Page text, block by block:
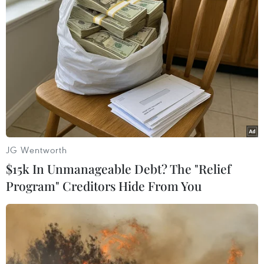
(Vietnam+)
#Liverpool #Europa League
#Mohamed Salah
#Bàn thắng
#Kỷ lục Anh
JG Wentworth
$15k In Unmanageable Debt? The "Relief
Program" Creditors Hide From You